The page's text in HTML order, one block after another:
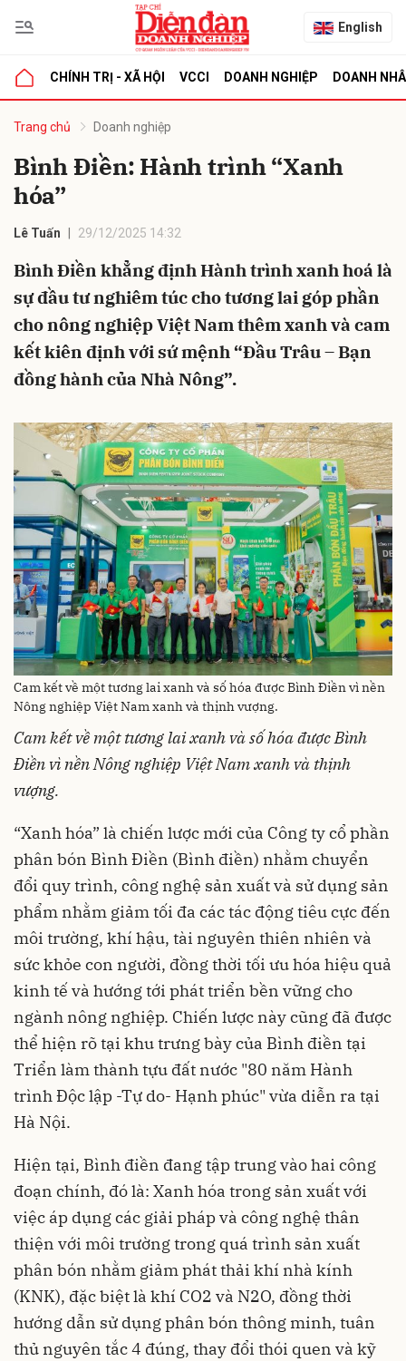
English
CHÍNH TRỊ - XÃ HỘI VCCI DOANH NGHIỆP DOANH
Trang chủ Doanh nghiệp
Bình Điền: Hành trình “Xanh
hóa”
Lê Tuấn 29/12/2025 14:32
Bình Điền khẳng định Hành trình xanh hoá là
sự đầu tư nghiêm túc cho tương lai góp phần
cho nông nghiệp Việt Nam thêm xanh và cam
kết kiên định với sứ mệnh “Đầu Trâu – Bạn
đồng hành của Nhà Nông”.
Cam kết về một tương lai xanh và số hóa được Bình Điền vì nền
Nông nghiệp Việt Nam xanh và thịnh vượng.
Camkếtvềmột tươnglaixanhvàsốhóađượcBình
ĐiềnvìnềnNôngnghiệp Việt Namxanhvà thịnh
vượng.
“Xanh hóa” là chiến lược mới của Công ty cổ phần
phân bón Bình Điền (Bình điền) nhằm chuyển
đổi quy trình, công nghệ sản xuất và sử dụng sản
phẩm nhằm giảm tối đa các tác động tiêu cực đến
môi trường, khí hậu, tài nguyên thiên nhiên và
sức khỏe con người, đồng thời tối ưu hóa hiệu quả
kinh tế và hướng tới phát triển bền vững cho
ngành nông nghiệp. Chiến lược này cũng đã được
thể hiện rõ tại khu trưng bày của Bình điền tại
Triển làm thành tựu đất nước "80 năm Hành
trình Độc lập -Tự do- Hạnh phúc" vừa diễn ra tại
Hà Nội.
Hiện tại, Bình điền đang tập trung vào hai công
đoạn chính, đó là: Xanh hóa trong sản xuất với
việc áp dụng các giải pháp và công nghệ thân
thiện với môi trường trong quá trình sản xuất
phân bón nhằm giảm phát thải khí nhà kính
(KNK), đặc biệt là khí CO2​ và N2​O, đồng thời
hướng dẫn sử dụng phân bón thông minh, tuân
thủ nguyên tắc 4 đúng, thay đổi thói quen và kỹ
luận
Hủy